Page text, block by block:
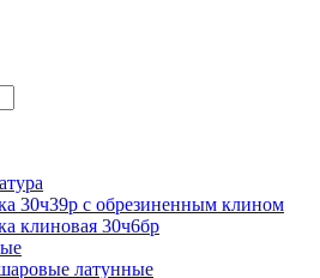
30ч39р с обрезиненным клином
клиновая 30ч6бр
латунные